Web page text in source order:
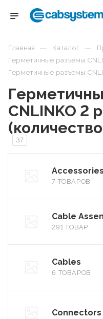
Главная — Каталог —
Герметичные разъемы
Герметичные разъемы
CNLINKO 2
37
Accessories
7 ТОВАРОВ
Cable
291 ТОВАР
Cables
6 ТОВАРОВ
Connectors